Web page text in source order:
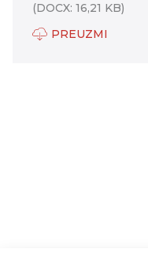
(DOCX: 16,21 KB)
PREUZMI